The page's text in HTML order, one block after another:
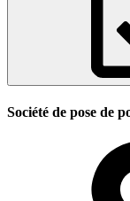
Société de pose de